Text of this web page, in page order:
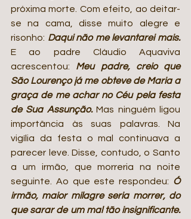
próxima morte. Com efeito, ao deitar-
se na cama, disse muito alegre e
risonho: Daqui não me levantarei mais.
E ao padre Cláudio Aquaviva
acrescentou: Meu padre, creio que
São Lourenço já me obteve de Maria a
graça de me achar no Céu pela festa
de Sua Assunção. Mas ninguém ligou
importância às suas palavras. Na
vigília da festa o mal continuava a
parecer leve. Disse, contudo, o Santo
a um irmão, que morreria na noite
seguinte. Ao que este respondeu: Ó
irmão, maior milagre seria morrer, do
que sarar de um mal tão insignificante.